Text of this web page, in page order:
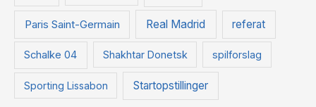
Paris Saint-Germain Real Madrid referat
Schalke 04 Shakhtar Donetsk spilforslag
Sporting Lissabon Startopstillinger